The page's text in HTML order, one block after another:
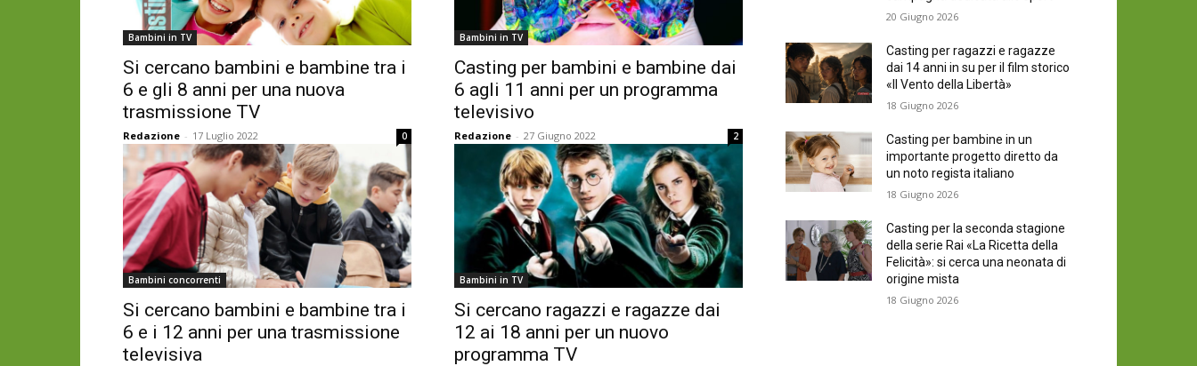
Bambini in TV
Si cercano bambini e bambine tra i
6 e gli 8 anni per una nuova
trasmissione TV
Redazione - 17 Luglio 2022 0
Bambini in TV
Casting per bambini e bambine dai
6 agli 11 anni per un programma
televisivo
Redazione - 27 Giugno 2022 2
Bambini concorrenti
Si cercano bambini e bambine tra i
6 e i 12 anni per una trasmissione
televisiva
Bambini in TV
Si cercano ragazzi e ragazze dai
12 ai 18 anni per un nuovo
programma TV
20 Giugno 2026
Casting per ragazzi e ragazze
dai 14 anni in su per il film storico
«Il Vento della Libertà»
18 Giugno 2026
Casting per bambine in un
importante progetto diretto da
un noto regista italiano
18 Giugno 2026
Casting per la seconda stagione
della serie Rai «La Ricetta della
Felicità»: si cerca una neonata di
origine mista
18 Giugno 2026